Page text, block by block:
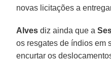
novas licitações a
Alves diz ainda que a
os resgates de índios em
encurtar os